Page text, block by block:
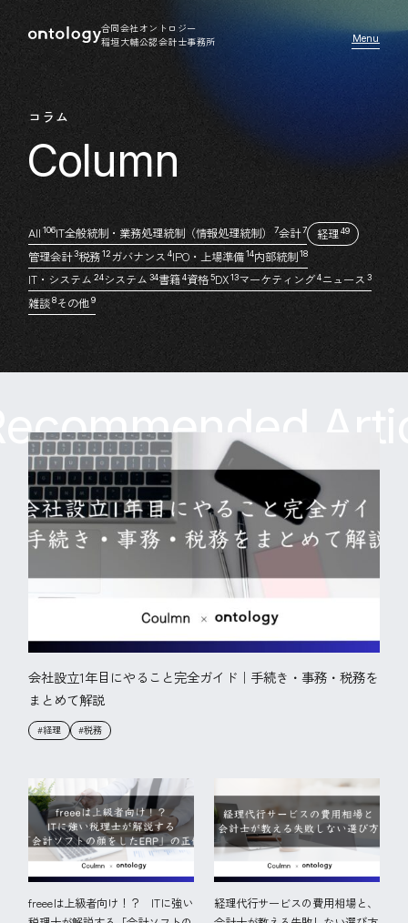
合同会社オントロジー
稲垣大輔公認会計士事務所
コラム
All106IT全般統制・業務処理統制（情報処理統制）7会計7 経理49
管理会計3税務12ガバナンス4IPO・上場準備14内部統制18
IT・システム24システム34書籍4資格5DX13マーケティング4ニュース3
雑談8その他9
会社設立1年目にやること完全ガイド｜手続き・事務・税務を
まとめて解説
#経理 #税務
freeeは上級者向け！？ ITに強い
経理代行サービスの費用相場と、